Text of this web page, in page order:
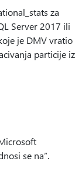
za
Server 2017 ili
je DMV vratio
particije iz
se na“.